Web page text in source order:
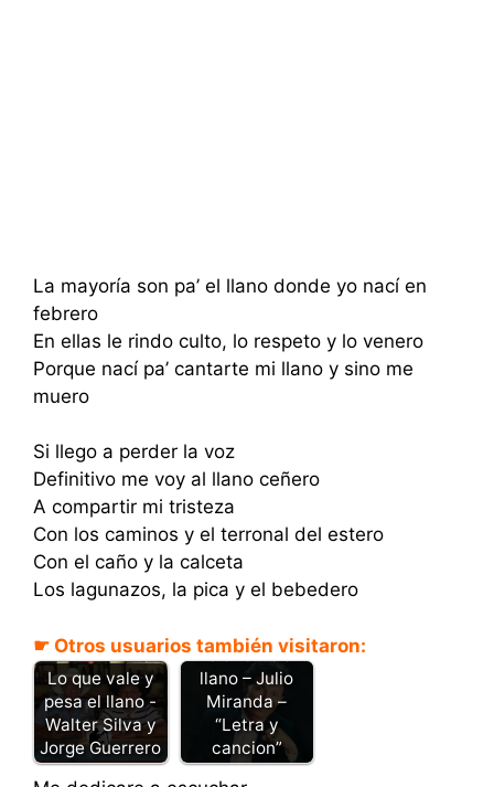
La mayoría son pa’ el llano donde yo nací en
febrero
En ellas le rindo culto, lo respeto y lo venero
Porque nací pa’ cantarte mi llano y sino me
muero
Si llego a perder la voz
Definitivo me voy al llano ceñero
A compartir mi tristeza
Con los caminos y el terronal del estero
Con el caño y la calceta
Los lagunazos, la pica y el bebedero
☛ Otros usuarios también visitaron:
Lo que vale y
pesa el llano -
Walter Silva y
Jorge Guerrero
De oriente al
llano – Julio
Miranda –
“Letra y
cancion”